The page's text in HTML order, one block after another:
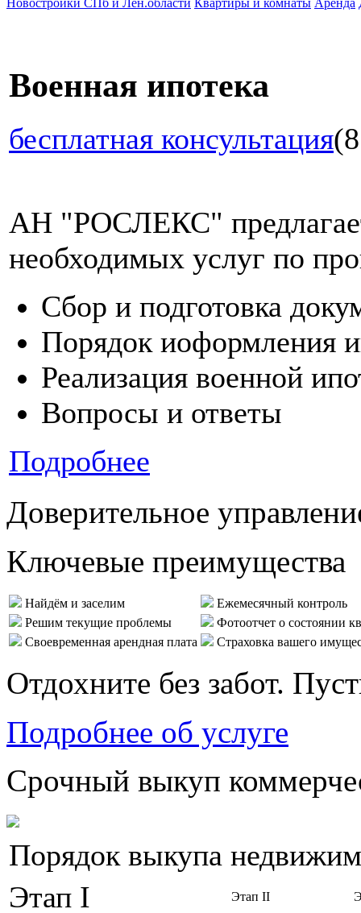
Военная ипотека
бесплатная консультация
АН "РОСЛЕКС"
необходимых услуг по
Сбор и подготовка
Порядок иоформления
Реализация военной
Вопросы и ответы
Подробнее
Доверительное
Ключевые преимущества
Найдём и заселим
Ежемесячный контроль
Решим текущие проблемы
Фотоотчет о состоянии
Своевременная арендная плата
Страховка вашего
Отдохните без забот.
Подробнее об услуге
Срочный выкуп
Порядок выкупа
Этап I
Этап II